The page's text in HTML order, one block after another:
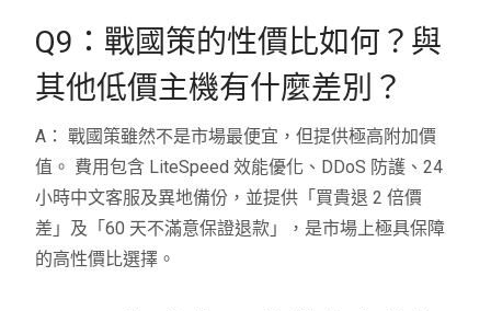
Q9：戰國策的性價比如何？與
其他低價主機有什麼差別？
A： 戰國策雖然不是市場最便宜，但提供極高附加價
值。 費用包含 LiteSpeed 效能優化、DDoS 防護、24
小時中文客服及異地備份，並提供「買貴退 2 倍價
差」及「60 天不滿意保證退款」，是市場上極具保障
的高性價比選擇。